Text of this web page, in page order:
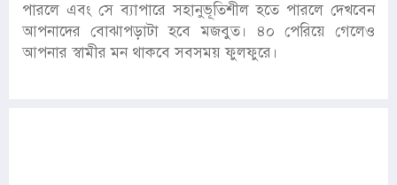
পারলে এবং সে ব্যাপারে সহানুভূতিশীল হতে পারলে দেখবেন
আপনাদের বোঝাপড়াটা হবে মজবুত। ৪০ পেরিয়ে গেলেও
আপনার স্বামীর মন থাকবে সবসময় ফুলফুরে।